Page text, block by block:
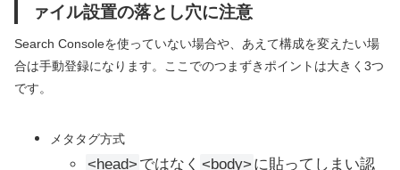
ァイル設置の落とし穴に注意
Search Consoleを使っていない場合や、あえて構成を変えたい場
合は手動登録になります。ここでのつまずきポイントは大きく3つ
です。
メタタグ方式
<head> ではなく <body> に貼ってしまい認